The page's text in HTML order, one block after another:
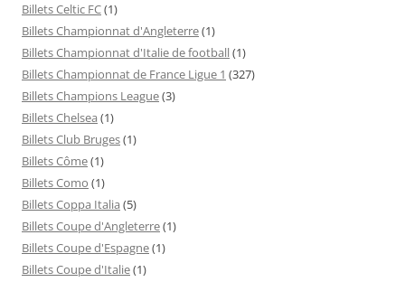
Billets Celtic FC(1)
Billets Championnat d'Angleterre(1)
Billets Championnat d'Italie de football(1)
Billets Championnat de France Ligue 1 (327)
Billets Champions League(3)
Billets Chelsea (1)
Billets Club Bruges(1)
Billets Côme(1)
Billets Como (1)
Billets Coppa Italia (5)
Billets Coupe d'Angleterre(1)
Billets Coupe d'Espagne(1)
Billets Coupe d'Italie(1)